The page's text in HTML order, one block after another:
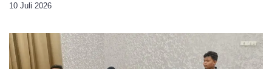
10 Juli 2026